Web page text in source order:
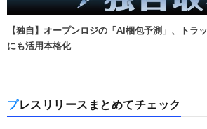
【独自】オープンロジの「AI梱包予測」、トラ
にも活用本格化
プレスリリースまとめてチェック